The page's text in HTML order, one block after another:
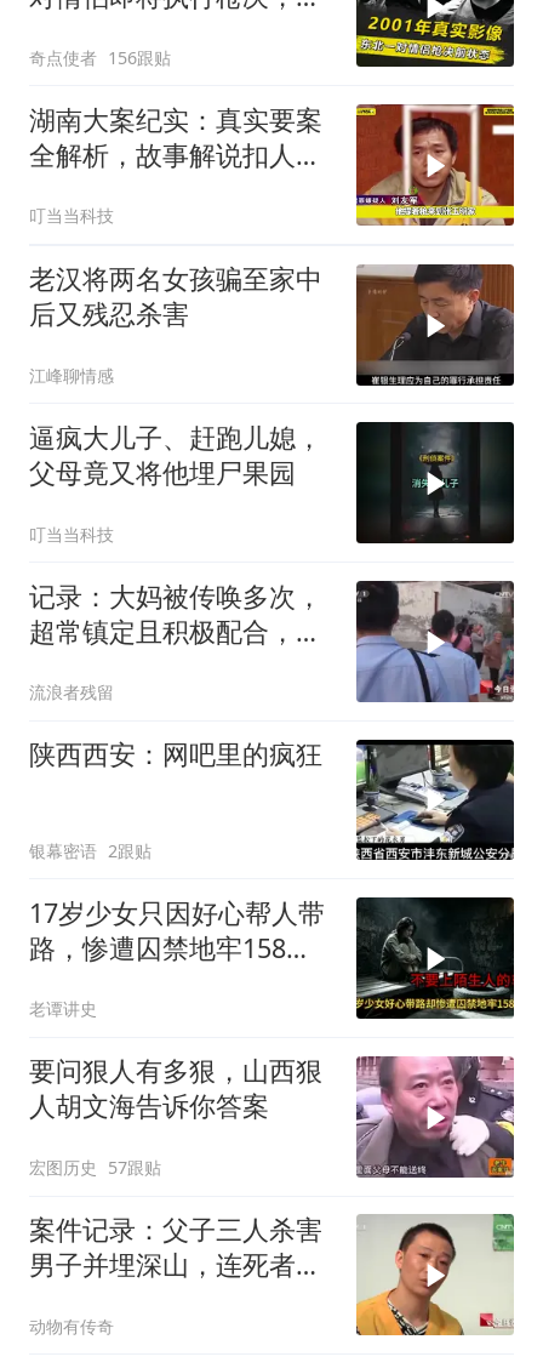
奇点使者 156跟贴
湖南大案纪实：真实要案
全解析，故事解说扣人心
叮当当科技
老汉将两名女孩骗至家中
后又残忍杀害
江峰聊情感
逼疯大儿子、赶跑儿媳，
父母竟又将他埋尸果园
叮当当科技
记录：大妈被传唤多次，
超常镇定且积极配合，反
流浪者残留
陕西西安：网吧里的疯狂
银幕密语 2跟贴
17岁少女只因好心帮人带
路，惨遭囚禁地牢158
老谭讲史
要问狠人有多狠，山西狠
人胡文海告诉你答案
宏图历史 57跟贴
案件记录：父子三人杀害
男子并埋深山，连死者是
动物有传奇